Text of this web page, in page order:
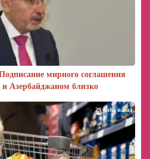
мирного соглашения
Азербайджаном близко
29 дней назад